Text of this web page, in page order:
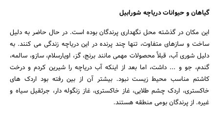
گیاهان و حیوانات دریاچه شورابیل
این مکان در گذشته محل نگهداری پرندگان بوده است. در حال حاضر به دلیل
ساخت و سازهای متفاوت، تنها چند پرنده در این دریاچه زندگی می کنند. به
دلیل شوری آب، قبلاً محصولات مهمی مانند برنج، گز، اویارسلام، سازو، سالمه،
گندم، جو و ... داشت، اما بعد از اینکه آب دریاچه را شیرین کردم و درخت
کاشتم مناسب محیط زیست نبود. بیشتر آن از بین رفته بود اردک های
خاکستری، اردک چشم طلایی، غاز خاکستری، غاز زنگوله دار، جرثقیل سیاه و
غیره. از پرندگان بومی منطقه هستند.